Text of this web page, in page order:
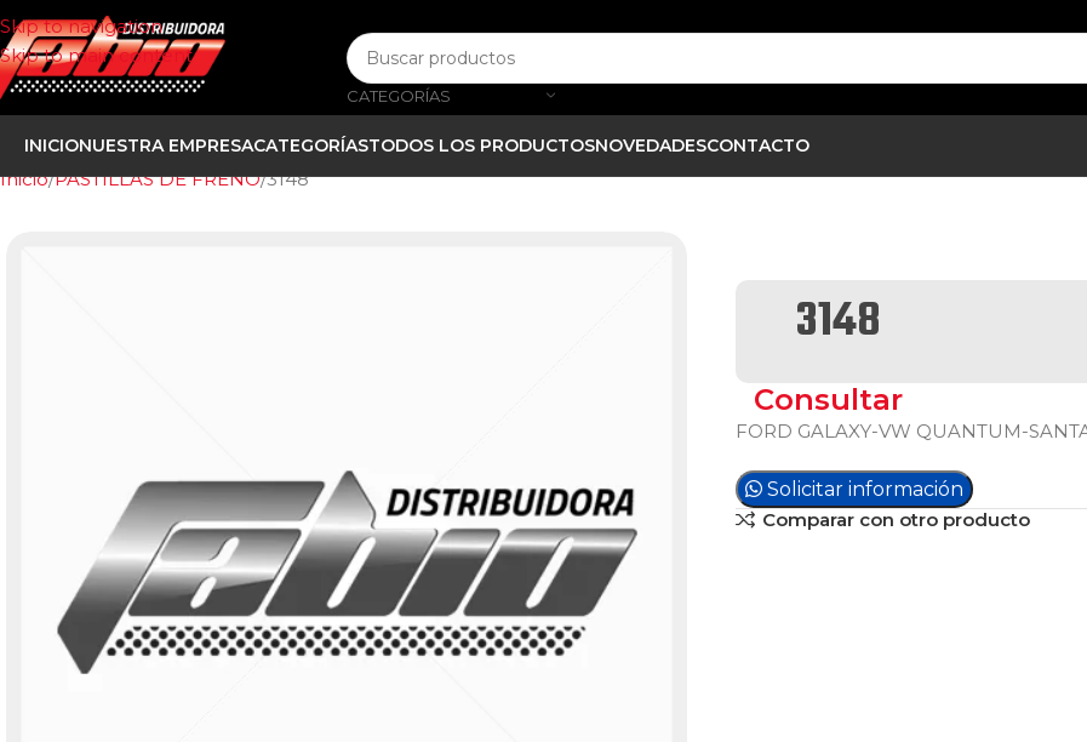
Skip to navigation
Skip to main content
CATEGORÍAS
INICIONUESTRA EMPRESACATEGORÍASTODOS LOS PRODUCTOSNOVEDADESCONTACTO
Inicio PASTILLAS DE FRENO 3148
3148
Consultar
FORD GALAXY-VW QUANTUM-
Solicitar información
Comparar con otro producto